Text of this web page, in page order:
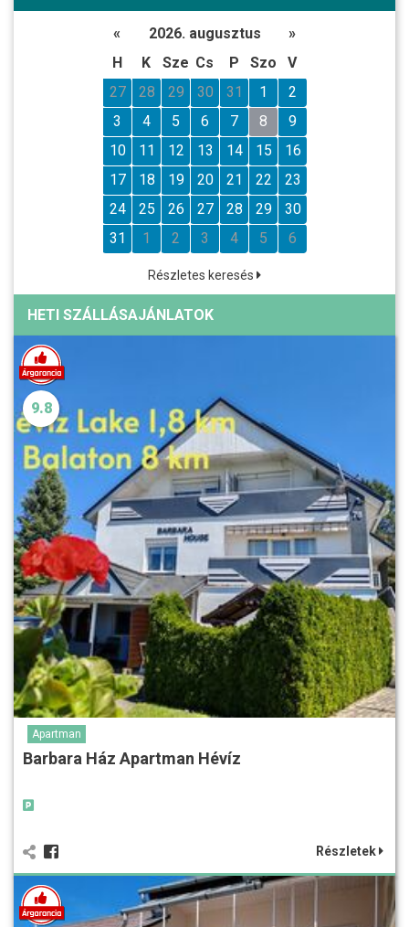
« 2026. augusztus
»
H
K Sze Cs P Szo
V
27
28 29 30 31 1
2
3
4 5 6 7 8
9
10
11 12 13 14 15
16
17
18 19 20 21 22
23
24
25 26 27 28 29
30
31
1 2 3 4 5 6
Részletes keresés
HETI SZÁLLÁSAJÁNLATOK
9.8
Apartman
Barbara Ház Apartman Hévíz
Részletek